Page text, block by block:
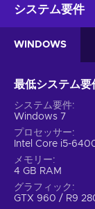
システム要件
WINDOWS
最低システム要
システム要件
Windows 7
プロセッサー
Intel Core i5-
メモリー
4 GB RAM
グラフィック
GTX 960 / R9